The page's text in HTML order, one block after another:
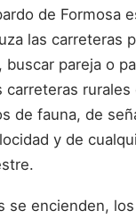
de Formosa
las carreteras
buscar pareja o
carreteras
de fauna, de
y de
se encienden,